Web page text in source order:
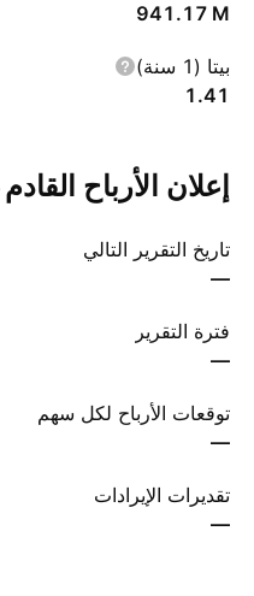
‪941.17 M‬
بيتا (1 سنة)
1.41
إعلان الأرباح القادم
تاريخ التقرير التالي
—
فترة التقرير
—
توقعات الأرباح لكل سهم
—
تقديرات الإيرادات
—